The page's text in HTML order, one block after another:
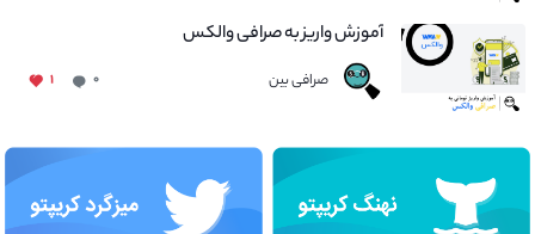
آموزش واریز به صرافی والکس
صرافی بین ۰ ۱